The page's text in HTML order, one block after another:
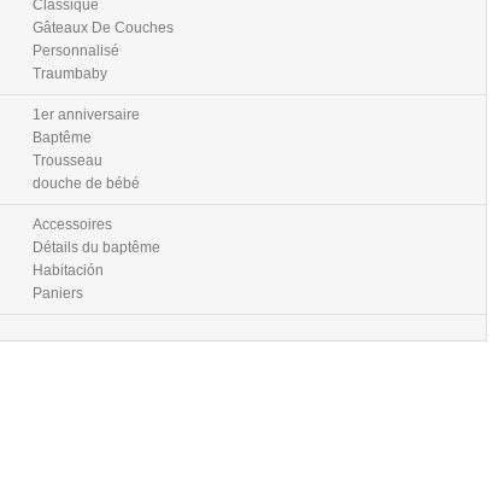
Classique
Gâteaux De Couches
Personnalisé
Traumbaby
1er anniversaire
Baptême
Trousseau
douche de bébé
Accessoires
Détails du baptême
Habitación
Paniers